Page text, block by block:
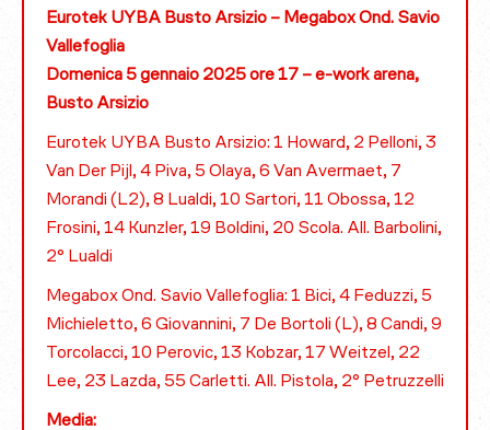
Eurotek UYBA Busto Arsizio – Megabox Ond. Savio
Vallefoglia
Domenica 5 gennaio 2025 ore 17 – e-work arena,
Busto Arsizio
Eurotek UYBA Busto Arsizio: 1 Howard, 2 Pelloni, 3
Van Der Pijl, 4 Piva, 5 Olaya, 6 Van Avermaet, 7
Morandi (L2), 8 Lualdi, 10 Sartori, 11 Obossa, 12
Frosini, 14 Kunzler, 19 Boldini, 20 Scola. All. Barbolini,
2° Lualdi
Megabox Ond. Savio Vallefoglia: 1 Bici, 4 Feduzzi, 5
Michieletto, 6 Giovannini, 7 De Bortoli (L), 8 Candi, 9
Torcolacci, 10 Perovic, 13 Kobzar, 17 Weitzel, 22
Lee, 23 Lazda, 55 Carletti. All. Pistola, 2° Petruzzelli
Media: